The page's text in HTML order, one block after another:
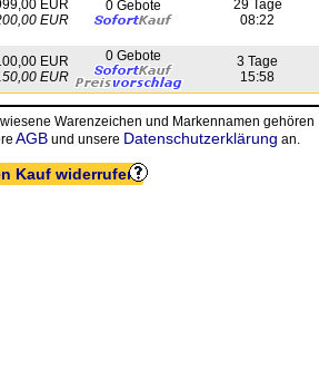
EUR
EUR
0 Gebote
29 Tage
08:22
EUR
EUR
0 Gebote
3 Tage
15:58
Warenzeichen und Markennamen gehören
AGBund unsere Datenschutzerklärung an.
Kauf widerrufen